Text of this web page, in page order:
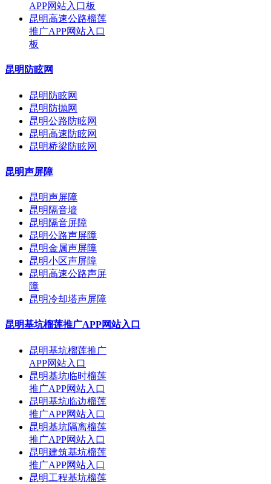
APP网站入口板
昆明高速公路榴莲
推广APP网站入口
板
昆明防眩网
昆明防眩网
昆明防抛网
昆明公路防眩网
昆明高速防眩网
昆明桥梁防眩网
昆明声屏障
昆明声屏障
昆明隔音墙
昆明隔音屏障
昆明公路声屏障
昆明金属声屏障
昆明小区声屏障
昆明高速公路声屏
障
昆明冷却塔声屏障
昆明基坑榴莲推广APP网站入口
昆明基坑榴莲推广
APP网站入口
昆明基坑临时榴莲
推广APP网站入口
昆明基坑临边榴莲
推广APP网站入口
昆明基坑隔离榴莲
推广APP网站入口
昆明建筑基坑榴莲
推广APP网站入口
昆明工程基坑榴莲